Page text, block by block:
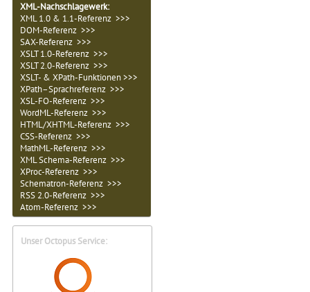
XML-Nachschlagewerk:
XML 1.0 & 1.1-Referenz >>>
DOM-Referenz >>>
SAX-Referenz >>>
XSLT 1.0-Referenz >>>
XSLT 2.0-Referenz >>>
XSLT- & XPath-Funktionen >>>
XPath–Sprachreferenz >>>
XSL-FO-Referenz >>>
WordML-Referenz >>>
HTML/XHTML-Referenz >>>
CSS-Referenz >>>
MathML-Referenz >>>
XML Schema-Referenz >>>
XProc-Referenz >>>
Schematron-Referenz >>>
RSS 2.0-Referenz >>>
Atom-Referenz >>>
Unser Octopus Service: